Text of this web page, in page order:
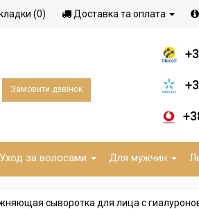
(0) Доставка та оплата
Замовити дзвінок
Уход за волосами Для мужчин
сыворотка для лица с